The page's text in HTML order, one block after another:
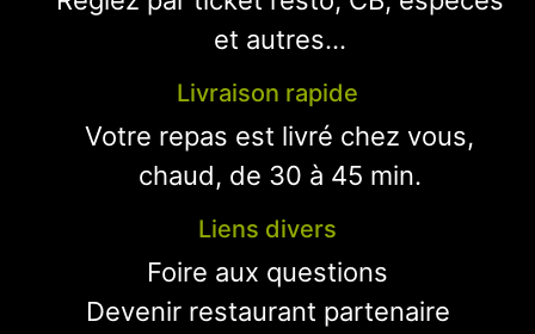
et autres...
Livraison rapide
Votre repas est livré chez vous,
chaud, de 30 à 45 min.
Liens divers
Foire aux questions
Devenir restaurant partenaire